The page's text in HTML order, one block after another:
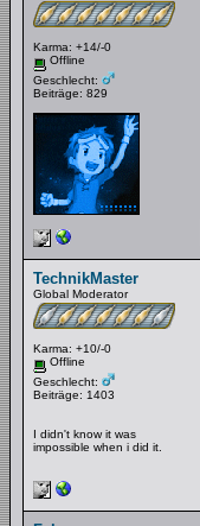
Karma: +14/-0
Offline
Geschlecht:
Beiträge: 829
TechnikMaster
Global Moderator
Karma: +10/-0
Offline
Geschlecht:
Beiträge: 1403
I didn't know it was
impossible when i did it.